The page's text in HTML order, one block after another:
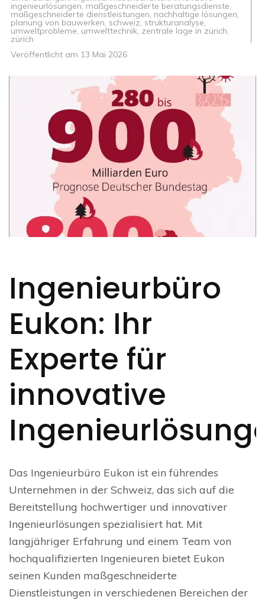
ingenieurlösungen, maßgeschneiderte beratungsdienste,
maßgeschneiderte dienstleistungen, nachhaltige lösungen,
planung von bauwerken, schweiz, strukturanalyse,
umweltprobleme, umwelttechnik, zentrale lage in zürich,
zürich
Veröffentlicht am 13 Mai 2026
Ingenieurbüro
Eukon: Ihr
Experte für
innovative
Das Ingenieurbüro Eukon ist ein führendes
Unternehmen in der Schweiz, das sich auf die
Bereitstellung hochwertiger und innovativer
Ingenieurlösungen spezialisiert hat. Mit
langjähriger Erfahrung und einem Team von
hochqualifizierten Ingenieuren bietet Eukon
seinen Kunden maßgeschneiderte
Dienstleistungen in verschiedenen Bereichen der